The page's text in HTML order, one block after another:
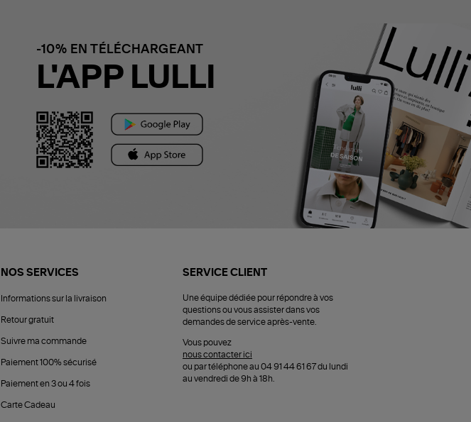
-10% EN TÉLÉCHARGEANT
L'APP LULLI
NOS SERVICES
Informations sur la livraison
Retour gratuit
Suivre ma commande
Paiement 100% sécurisé
Paiement en 3 ou 4 fois
Carte Cadeau
SERVICE CLIENT
Une équipe dédiée pour répondre à vos
questions ou vous assister dans vos
demandes de service après-vente.
Vous pouvez
nous contacter ici
ou par téléphone au 04 91 44 61 67 du lundi
au vendredi de 9h à 18h.